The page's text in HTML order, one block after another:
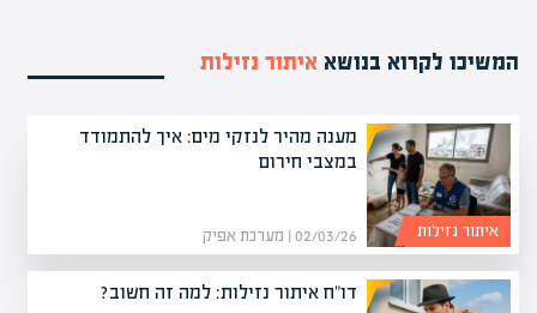
המשיכו לקרוא בנושא איתור נזילות
מענה מהיר לנזקי מים: איך להתמודד
במצבי חירום
02/03/26 | מערכת אפיק איתור נזילות
דו"ח איתור נזילות: למה זה חשוב?